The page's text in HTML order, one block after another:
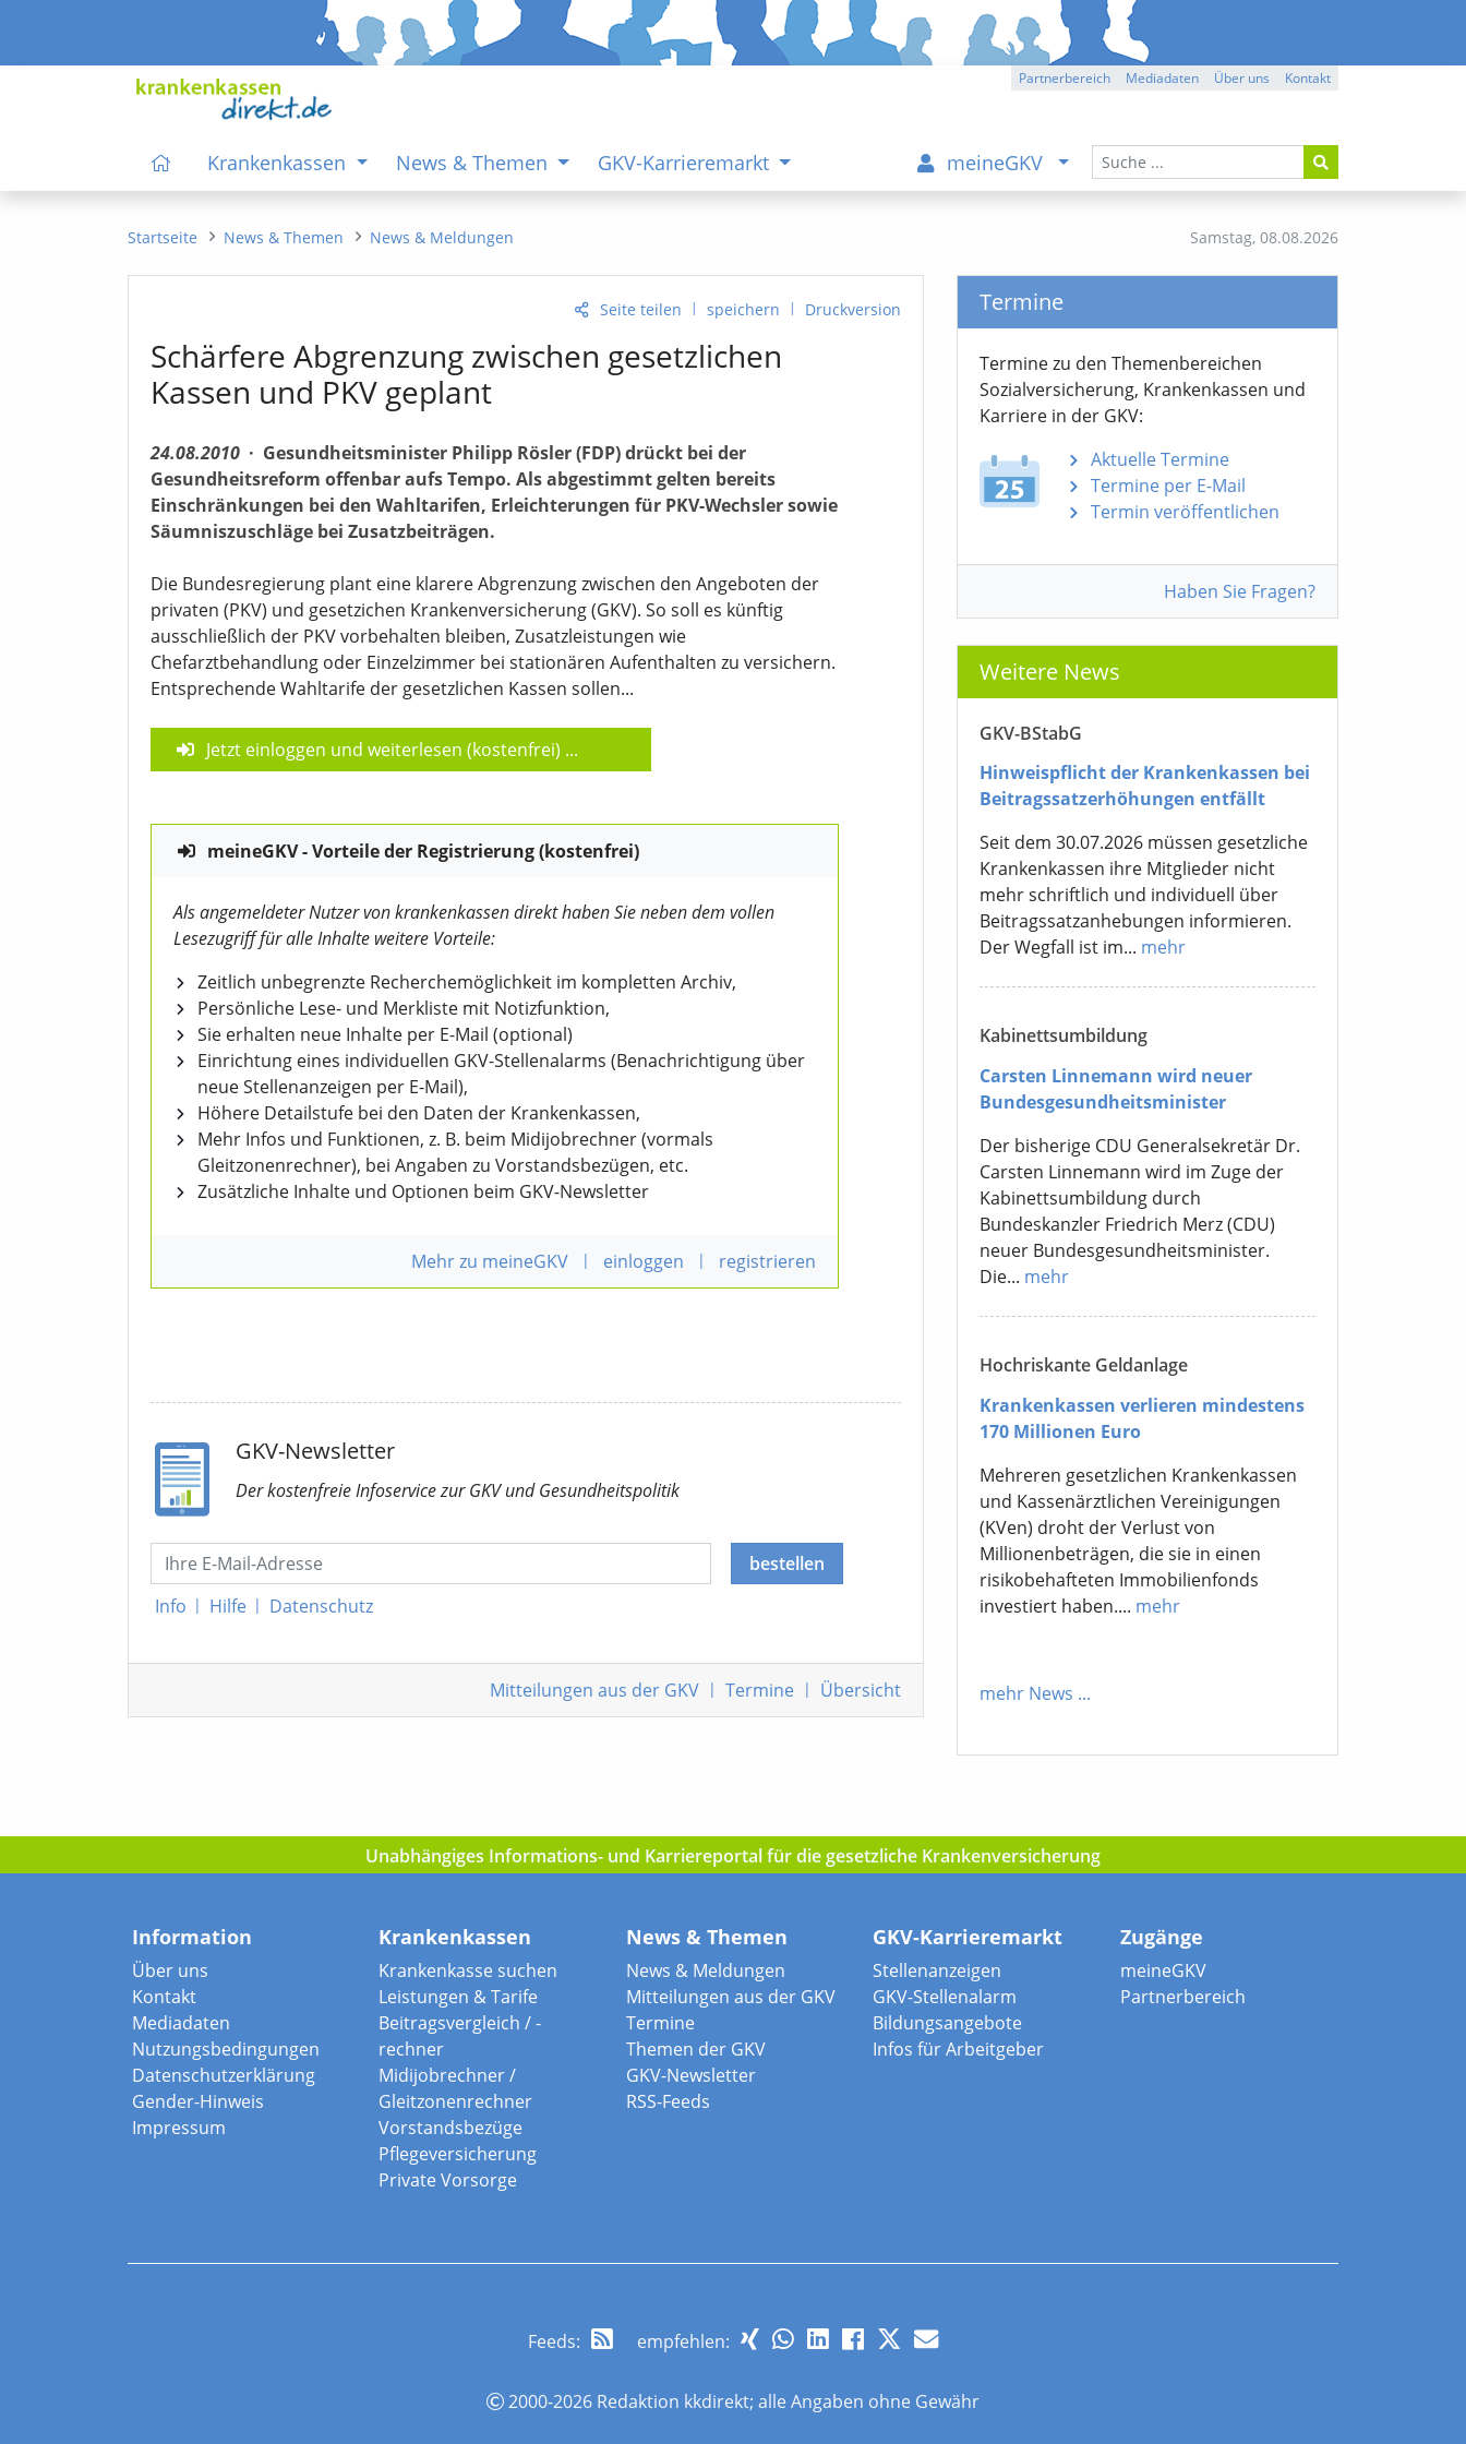
Partnerbereich Mediadaten Über uns Kontakt
Krankenkassen News & Themen GKV-Karrieremarkt meineGKV
Samstag, 08.08.2026
Startseite News & Themen News & Meldungen
Seite teilen | speichern | Druckversion
Schärfere Abgrenzung zwischen gesetzlichen
Kassen und PKV geplant
24.08.2010 · Gesundheitsminister Philipp Rösler (FDP) drückt bei der
Gesundheitsreform offenbar aufs Tempo. Als abgestimmt gelten bereits
Einschränkungen bei den Wahltarifen, Erleichterungen für PKV-Wechsler sowie
Säumniszuschläge bei Zusatzbeiträgen.
Die Bundesregierung plant eine klarere Abgrenzung zwischen den Angeboten der
privaten (PKV) und gesetzichen Krankenversicherung (GKV). So soll es künftig
ausschließlich der PKV vorbehalten bleiben, Zusatzleistungen wie
Chefarztbehandlung oder Einzelzimmer bei stationären Aufenthalten zu versichern.
Entsprechende Wahltarife der gesetzlichen Kassen sollen...
Jetzt einloggen und weiterlesen (kostenfrei) ...
meineGKV - Vorteile der Registrierung (kostenfrei)
Als angemeldeter Nutzer von krankenkassen direkt haben Sie neben dem vollen
Lesezugriff für alle Inhalte weitere Vorteile:
Zeitlich unbegrenzte Recherchemöglichkeit im kompletten Archiv,
Persönliche Lese- und Merkliste mit Notizfunktion,
Sie erhalten neue Inhalte per E-Mail (optional)
Einrichtung eines individuellen GKV-Stellenalarms (Benachrichtigung über
neue Stellenanzeigen per E-Mail),
Höhere Detailstufe bei den Daten der Krankenkassen,
Mehr Infos und Funktionen, z. B. beim Midijobrechner (vormals
Gleitzonenrechner), bei Angaben zu Vorstandsbezügen, etc.
Zusätzliche Inhalte und Optionen beim GKV-Newsletter
Mehr zu meineGKV | einloggen | registrieren
GKV-Newsletter
Der kostenfreie Infoservicezur GKVund Gesundheitspolitik
Info | Hilfe | Datenschutz
bestellen
Mitteilungen aus der GKV | Termine | Übersicht
Termine
Termine zu den Themen­bereichen
Sozialver­sicherung, Krankenkassen und
Karriere in der GKV:
Aktuelle Termine
Termine per E-Mail
Termin veröffentlichen
Haben Sie Fragen?
Weitere News
GKV-BStabG
Hinweispflicht der Krankenkassen bei
Beitragssatzerhöhungen entfällt
Seit dem 30.07.2026 müssen gesetzliche
Krankenkassen ihre Mitglieder nicht
mehr schriftlich und individuell über
Beitragssatzanhebungen informieren.
Der Wegfall ist im... mehr
Kabinettsumbildung
Carsten Linnemann wird neuer
Bundesgesundheitsminister
Der bisherige CDU Generalsekretär Dr.
Carsten Linnemann wird im Zuge der
Kabinettsumbildung durch
Bundeskanzler Friedrich Merz (CDU)
neuer Bundesgesundheitsminister.
Die... mehr
Hochriskante Geldanlage
Krankenkassen verlieren mindestens
170 Millionen Euro
Mehreren gesetzlichen Krankenkassen
und Kassenärztlichen Vereinigungen
(KVen) droht der Verlust von
Millionenbeträgen, die sie in einen
risikobehafteten Immobilienfonds
investiert haben.... mehr
mehr News ...
Unabhängiges Informations- und Karriereportal für die gesetzliche Krankenversicherung
Information
Über uns
Kontakt
Mediadaten
Nutzungsbedingungen
Datenschutzerklärung
Gender-Hinweis
Impressum
Krankenkassen
Krankenkasse suchen
Leistungen & Tarife
Beitragsvergleich / -
rechner
Midijobrechner /
Gleitzonenrechner
Vorstandsbezüge
Pflegeversicherung
Private Vorsorge
News & Themen
News & Meldungen
Mitteilungen aus der GKV
Termine
Themen der GKV
GKV-Newsletter
RSS-Feeds
GKV-Karrieremarkt
Stellenanzeigen
GKV-Stellenalarm
Bildungsangebote
Infos für Arbeitgeber
Zugänge
meineGKV
Partnerbereich
Feeds: empfehlen:
2000-2026 Redaktion kkdirekt; alle Angaben ohne Gewähr